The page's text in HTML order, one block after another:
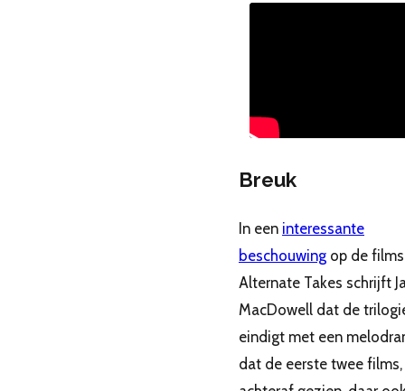
Breuk
In een interessante
beschouwing op de
Alternate Takes schrijft
MacDowell dat de
eindigt met een
dat de eerste twee films,